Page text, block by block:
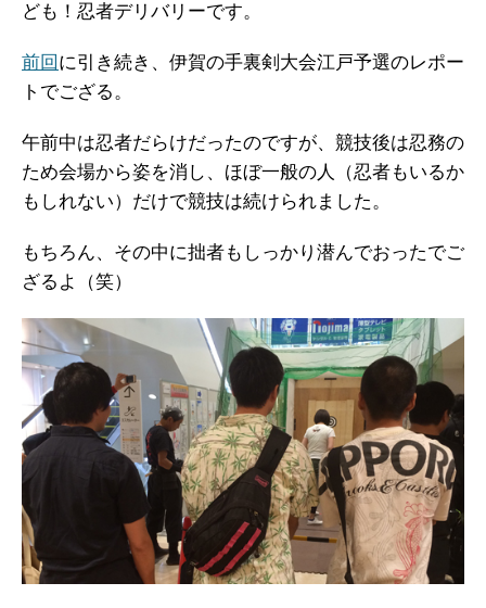
ども！忍者デリバリーです。
前回 に引き続き、伊賀の手裏剣大会江戸予選のレポー
トでござる。
午前中は忍者だらけだったのですが、競技後は忍務の
ため会場から姿を消し、ほぼ一般の人（忍者もいるか
もしれない）だけで競技は続けられました。
もちろん、その中に拙者もしっかり潜んでおったでご
ざるよ（笑）